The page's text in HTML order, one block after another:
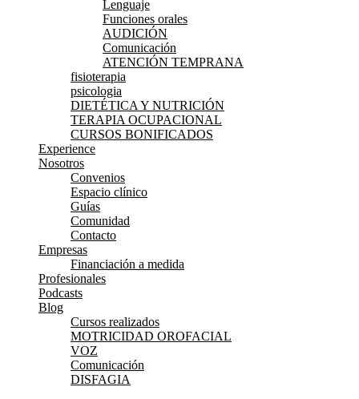
Lenguaje
Funciones orales
AUDICIÓN
Comunicación
ATENCIÓN TEMPRANA
fisioterapia
psicologia
DIETÉTICA Y NUTRICIÓN
TERAPIA OCUPACIONAL
CURSOS BONIFICADOS
Experience
Nosotros
Convenios
Espacio clínico
Guías
Comunidad
Contacto
Empresas
Financiación a medida
Profesionales
Podcasts
Blog
Cursos realizados
MOTRICIDAD OROFACIAL
VOZ
Comunicación
DISFAGIA